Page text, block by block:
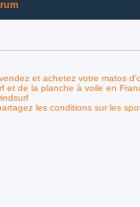
et achetez votre matos
et de la planche à voile en
les conditions sur les